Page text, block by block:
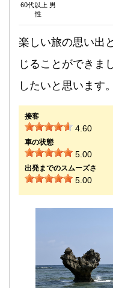
60代以上 男
性
楽しい旅の思い出
じることができま
したいと思います。
接客
4.60
車の状態
5.00
出発までのスムーズさ
5.00